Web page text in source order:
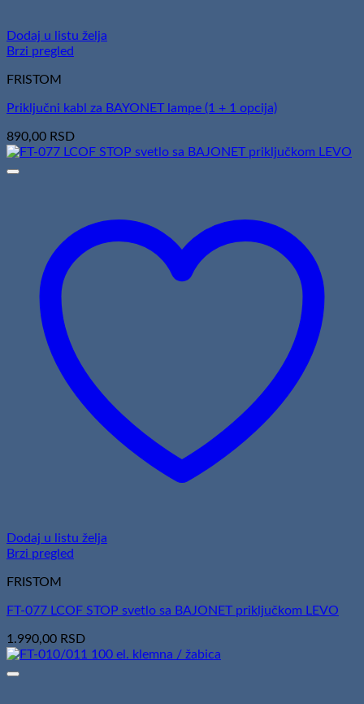
Dodaj u listu želja
Brzi pregled
FRISTOM
Priključni kabl za BAYONET lampe (1 + 1 opcija)
890,00 RSD
Dodaj u listu želja
Brzi pregled
FRISTOM
FT-077 LCOF STOP svetlo sa BAJONET priključkom LEVO
1.990,00 RSD